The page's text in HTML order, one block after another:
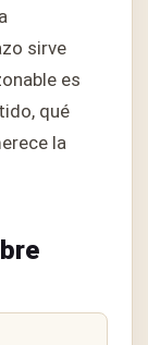
sirve
es
qué
la